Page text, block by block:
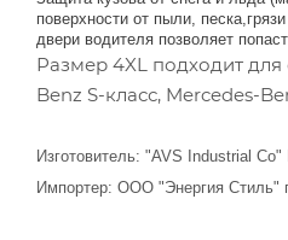
поверхности от пыли,
двери водителя позволяет
Размер 4XL подходит
Benz S-класс, Mercedes-
Изготовитель: "AVS Industrial
Импортер: ООО "Энергия Стиль"